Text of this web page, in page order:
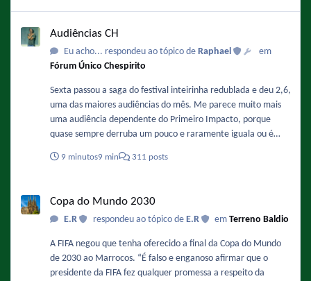
Audiências CH
Eu acho... respondeu ao tópico de Raphael
em
Fórum Único Chespirito
Sexta passou a saga do festival inteirinha redublada e deu 2,6,
uma das maiores audiências do mês. Me parece muito mais
uma audiência dependente do Primeiro Impacto, porque
quase sempre derruba um pouco e raramente iguala ou é
vai mal, Chaves vai mal.
9 minutos9 min 311 posts
Copa do Mundo 2030
E.R respondeu ao tópico de E.R emTerreno Baldio
A FIFA negou que tenha oferecido a final da Copa do Mundo
de 2030 ao Marrocos. “É falso e enganoso afirmar que o
presidente da FIFA fez qualquer promessa a respeito da